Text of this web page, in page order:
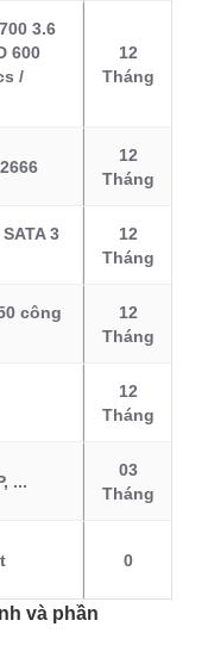
3.6
600
/
12
Tháng
12
Tháng
3
12
Tháng
công
12
Tháng
12
Tháng
...
03
Tháng
0
và phần